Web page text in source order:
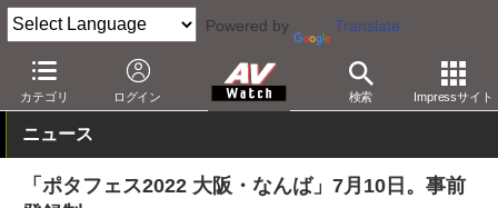
Powered by Translate
カテゴリ ログイン 検索 Impressサイト
AV Watch イベント ポタフェス
ニュース
「ポタフェス2022 大阪・なんば」7月10日。事前